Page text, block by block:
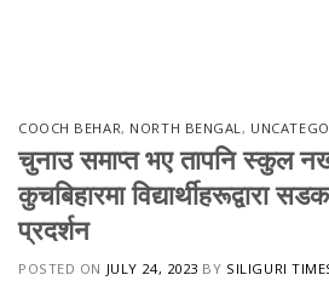
COOCH BEHAR, NORTH BENGAL,
चुनाउ समाप्त भए तापनि स्कुल
कुचबिहारमा विद्यार्थीहरूद्वारा
प्रदर्शन
POSTED ON JULY 24, 2023 BY SILIGURI